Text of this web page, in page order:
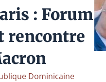
: Forum
rencontre
Dominicaine